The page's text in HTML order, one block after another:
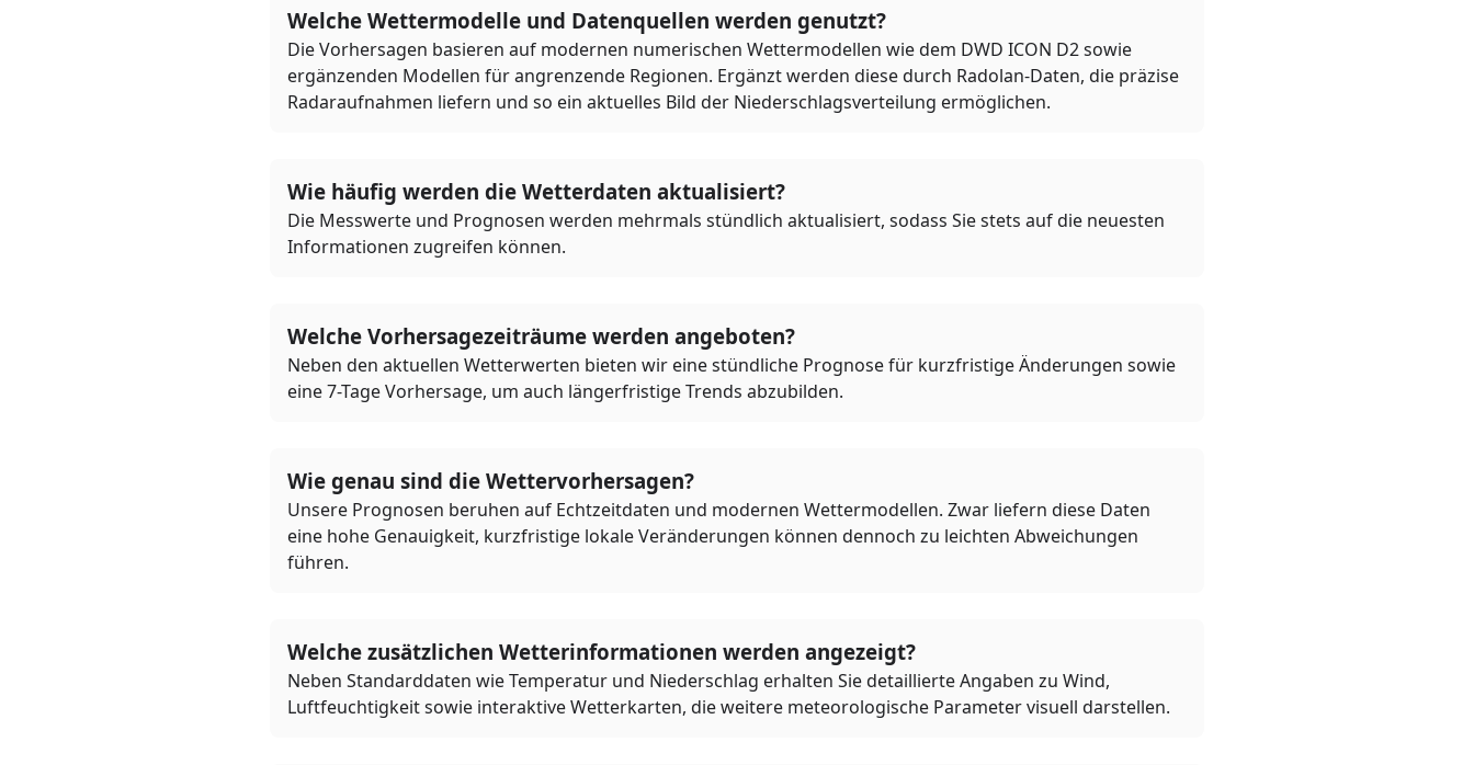
Welche Wettermodelle und Datenquellen werden genutzt?
Die Vorhersagen basieren auf modernen numerischen Wettermodellen wie dem DWD ICON D2 sowie
ergänzenden Modellen für angrenzende Regionen. Ergänzt werden diese durch Radolan-Daten, die präzise
Radaraufnahmen liefern und so ein aktuelles Bild der Niederschlagsverteilung ermöglichen.
Wie häufig werden die Wetterdaten aktualisiert?
Die Messwerte und Prognosen werden mehrmals stündlich aktualisiert, sodass Sie stets auf die neuesten
Informationen zugreifen können.
Welche Vorhersagezeiträume werden angeboten?
Neben den aktuellen Wetterwerten bieten wir eine stündliche Prognose für kurzfristige Änderungen sowie
eine 7-Tage Vorhersage, um auch längerfristige Trends abzubilden.
Wie genau sind die Wettervorhersagen?
Unsere Prognosen beruhen auf Echtzeitdaten und modernen Wettermodellen. Zwar liefern diese Daten
eine hohe Genauigkeit, kurzfristige lokale Veränderungen können dennoch zu leichten Abweichungen
führen.
Welche zusätzlichen Wetterinformationen werden angezeigt?
Neben Standarddaten wie Temperatur und Niederschlag erhalten Sie detaillierte Angaben zu Wind,
Luftfeuchtigkeit sowie interaktive Wetterkarten, die weitere meteorologische Parameter visuell darstellen.